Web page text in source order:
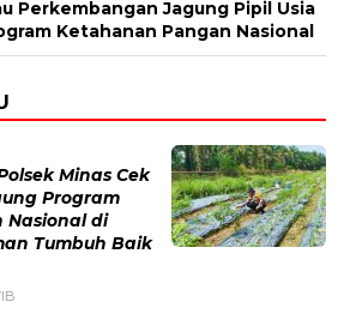
Perkembangan Jagung Pipil Usia
Ketahanan Pangan Nasional
Minas Cek
Program
Nasional di
Tumbuh Baik